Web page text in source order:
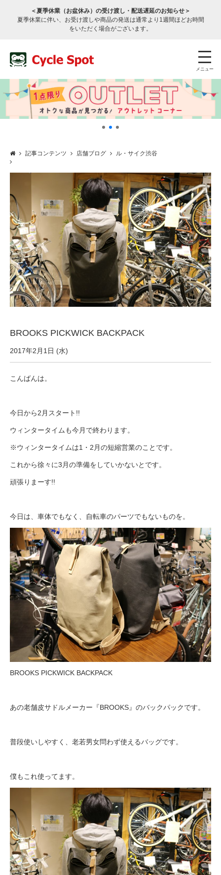
＜夏季休業（お盆休み）の受け渡し・配送遅延のお知らせ＞
夏季休業に伴い、お受け渡しや商品の発送は通常より1週間ほどお時間
をいただく場合がございます。
メニュー
サービスのご案内
サービス全般
修理・メンテナンス工賃
盗難保証
オリジナル自転車
PB全車種カタログ
Norwayシリーズ
eVita
イベント
特集
メディア
求人情報
募集中の求人情報
お問い合わせ
会社概要
個人情報保護
記事コンテンツ 店舗ブログ ル・サイク渋谷
BROOKS PICKWICK BACKPACK
2017年2月1日 (水)
こんばんは。
今日から2月スタート!!
ウィンタータイムも今月で終わります。
※ウィンタータイムは1・2月の短縮営業のことです。
これから徐々に3月の準備をしていかないとです。
頑張りまーす!!
今日は、車体でもなく、自転車のパーツでもないものを。
BROOKS PICKWICK BACKPACK
あの老舗皮サドルメーカー『BROOKS』のバックパックです。
普段使いしやすく、老若男女問わず使えるバッグです。
僕もこれ使ってます。